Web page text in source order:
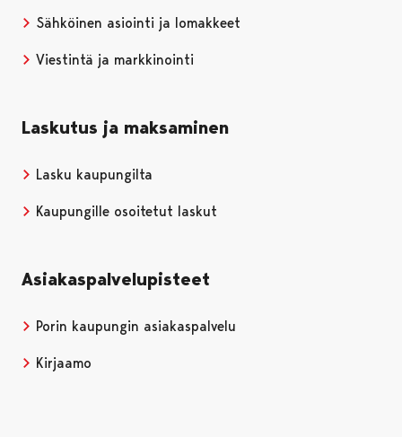
Sähköinen asiointi ja lomakkeet
Viestintä ja markkinointi
Laskutus ja maksaminen
Lasku kaupungilta
Kaupungille osoitetut laskut
Asiakaspalvelupisteet
Porin kaupungin asiakaspalvelu
Kirjaamo